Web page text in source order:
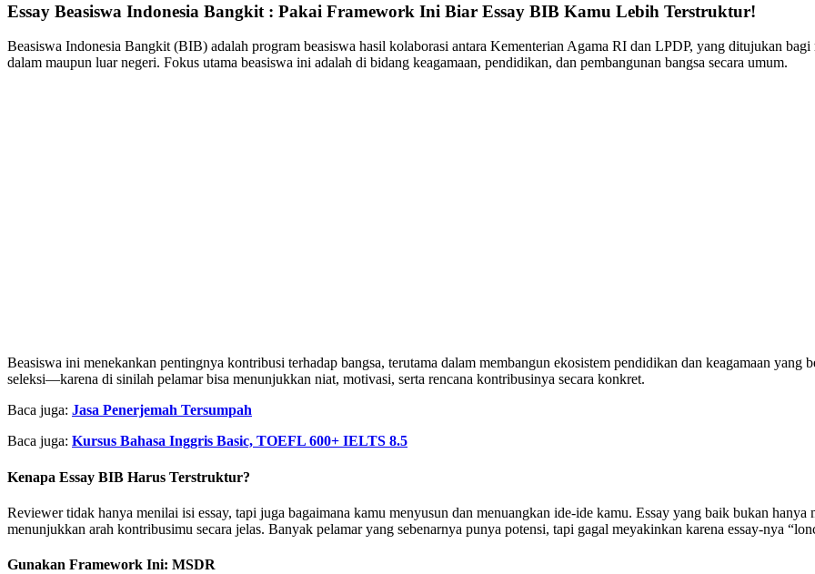
Essay Beasiswa Indonesia Bangkit : Pakai Framework Ini Biar Essay BIB Kamu Lebih Terstruktur!
Beasiswa Indonesia Bangkit (BIB) adalah program beasiswa hasil kolaborasi antara Kementerian Agama RI dan LPDP, yang ditujukan
dalam maupun luar negeri. Fokus utama beasiswa ini adalah di bidang keagamaan, pendidikan, dan pembangunan bangsa secara umum.
Beasiswa ini menekankan pentingnya kontribusi terhadap bangsa, terutama dalam membangun ekosistem pendidikan dan keagamaan yang
seleksi—karena di sinilah pelamar bisa menunjukkan niat, motivasi, serta rencana kontribusinya secara konkret.
Baca juga: Jasa Penerjemah Tersumpah
Baca juga: Kursus Bahasa Inggris Basic, TOEFL 600+ IELTS 8.5
Kenapa Essay BIB Harus Terstruktur?
Reviewer tidak hanya menilai isi essay, tapi juga bagaimana kamu menyusun dan menuangkan ide-ide kamu. Essay yang baik bukan
menunjukkan arah kontribusimu secara jelas. Banyak pelamar yang sebenarnya punya potensi, tapi gagal meyakinkan karena essay-nya
Gunakan Framework Ini: MSDR